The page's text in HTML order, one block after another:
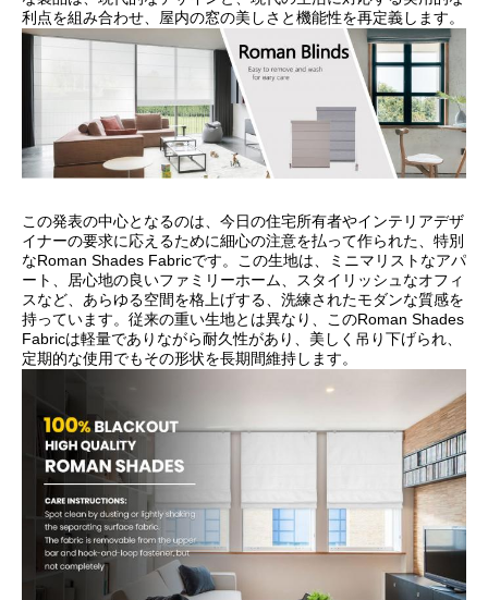
利点を組み合わせ、屋内の窓の美しさと機能性を再定義します。
この発表の中心となるのは、今日の住宅所有者やインテリアデザ
イナーの要求に応えるために細心の注意を払って作られた、特別
なRoman Shades Fabricです。この生地は、ミニマリストなアパ
ート、居心地の良いファミリーホーム、スタイリッシュなオフィ
スなど、あらゆる空間を格上げする、洗練されたモダンな質感を
持っています。従来の重い生地とは異なり、このRoman Shades
Fabricは軽量でありながら耐久性があり、美しく吊り下げられ、
定期的な使用でもその形状を長期間維持します。